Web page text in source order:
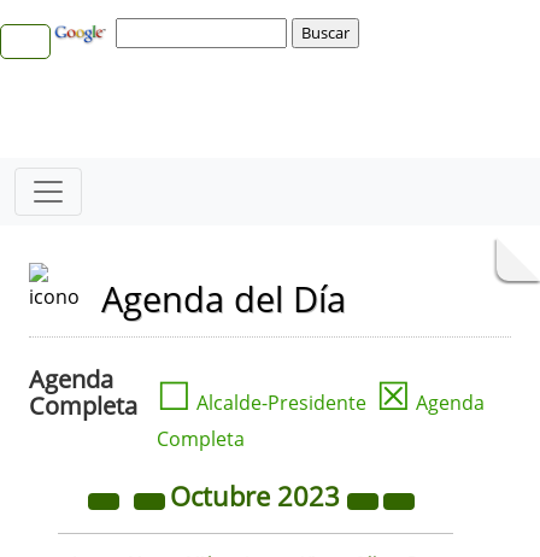
Agenda del Día
Agenda
Completa
☐ Alcalde-Presidente ☒ Agenda
Completa
Octubre 2023